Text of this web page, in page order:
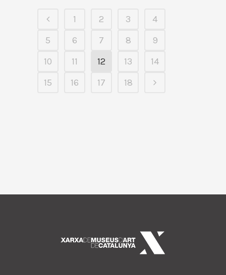
1 2 3
4
5
6 7 8
9
10
11 12 13
14
15
16 17 18